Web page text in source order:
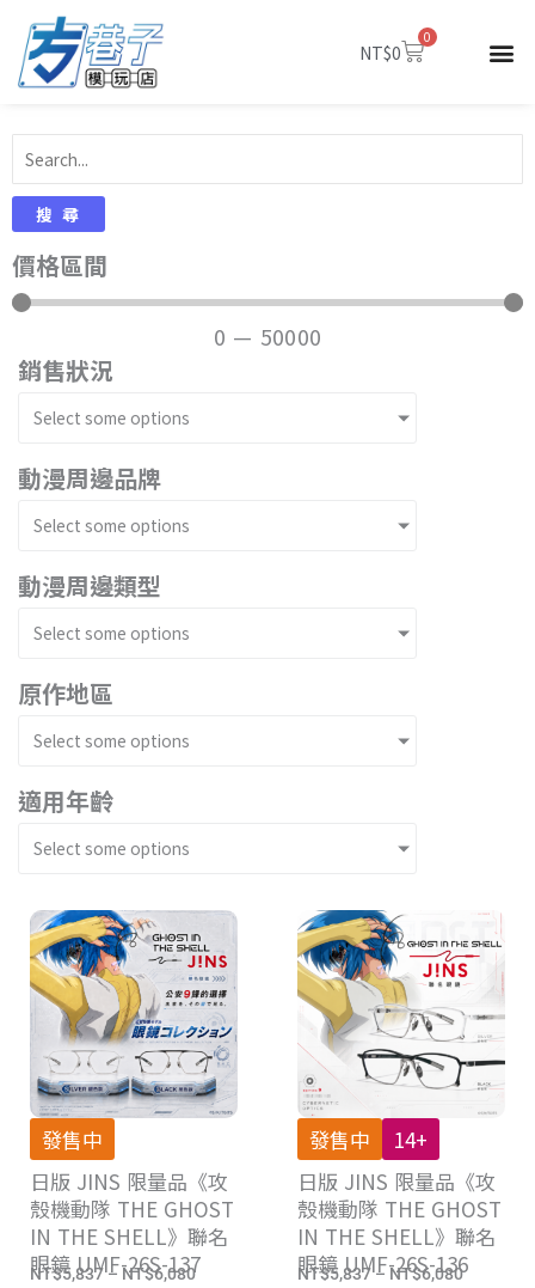
內
NT$0
0
購
搜尋
價格區間
0 — 50000
銷售狀況
Select some options
動漫周邊品牌
Select some options
動漫周邊類型
Select some options
原作地區
Select some options
適用年齡
Select some options
發售中
日版 JINS 限量品《攻
殼機動隊 THE GHOST
IN THE SHELL》聯名
眼鏡 UMF-26S-137
NT$5,837 – NT$6,080價
發售中
14+
日版 JINS 限量品《攻
殼機動隊 THE GHOST
IN THE SHELL》聯名
眼鏡 UMF-26S-136
NT$5,837 – NT$6,080價